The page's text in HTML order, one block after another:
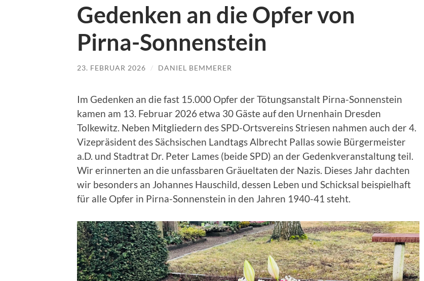
Gedenken an die Opfer von
Pirna-Sonnenstein
23. FEBRUAR 2026 / DANIEL BEMMERER
Im Gedenken an die fast 15.000 Opfer der Tötungsanstalt Pirna-Sonnenstein
kamen am 13. Februar 2026 etwa 30 Gäste auf den Urnenhain Dresden
Tolkewitz. Neben Mitgliedern des SPD-Ortsvereins Striesen nahmen auch der 4.
Vizepräsident des Sächsischen Landtags Albrecht Pallas sowie Bürgermeister
a.D. und Stadtrat Dr. Peter Lames (beide SPD) an der Gedenkveranstaltung teil.
Wir erinnerten an die unfassbaren Gräueltaten der Nazis. Dieses Jahr dachten
wir besonders an Johannes Hauschild, dessen Leben und Schicksal beispielhaft
für alle Opfer in Pirna-Sonnenstein in den Jahren 1940-41 steht.